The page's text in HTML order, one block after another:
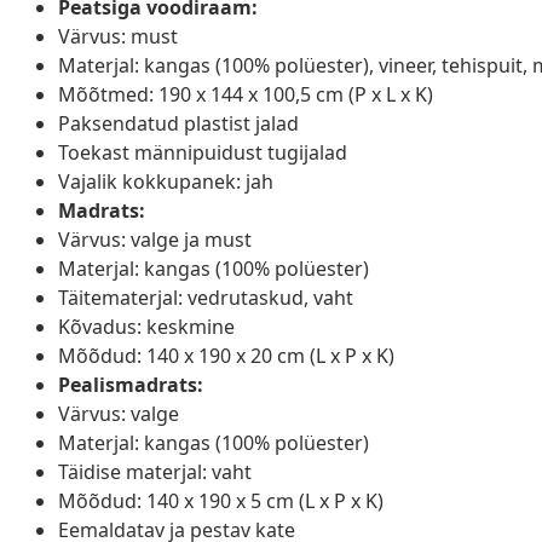
Peatsiga voodiraam:
Värvus: must
Materjal: kangas (100% polüester), vineer, tehispuit,
Mõõtmed: 190 x 144 x 100,5 cm (P x L x K)
Paksendatud plastist jalad
Toekast männipuidust tugijalad
Vajalik kokkupanek: jah
Madrats:
Värvus: valge ja must
Materjal: kangas (100% polüester)
Täitematerjal: vedrutaskud, vaht
Kõvadus: keskmine
Mõõdud: 140 x 190 x 20 cm (L x P x K)
Pealismadrats:
Värvus: valge
Materjal: kangas (100% polüester)
Täidise materjal: vaht
Mõõdud: 140 x 190 x 5 cm (L x P x K)
Eemaldatav ja pestav kate